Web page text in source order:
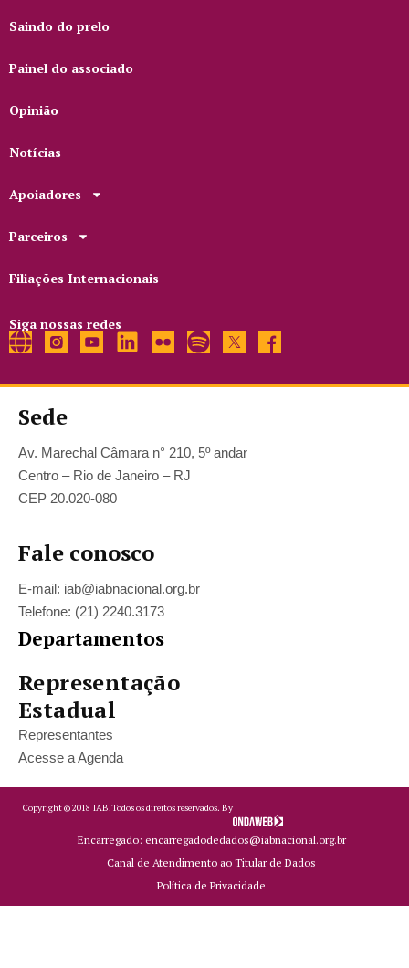
Saindo do prelo
Painel do associado
Opinião
Notícias
Apoiadores
Parceiros
Filiações Internacionais
Siga nossas redes
Sede
Av. Marechal Câmara n° 210, 5º andar
Centro – Rio de Janeiro – RJ
CEP 20.020-080
Fale conosco
E-mail: iab@iabnacional.org.br
Telefone: (21) 2240.3173
Departamentos
Representação
Estadual
Representantes
Acesse a Agenda
Copyright ©2018 IAB.Todos os direitos reservados. By
Encarregado: encarregadodedados@iabnacional.org.br
Canal de Atendimento ao Titular de Dados
Política de Privacidade